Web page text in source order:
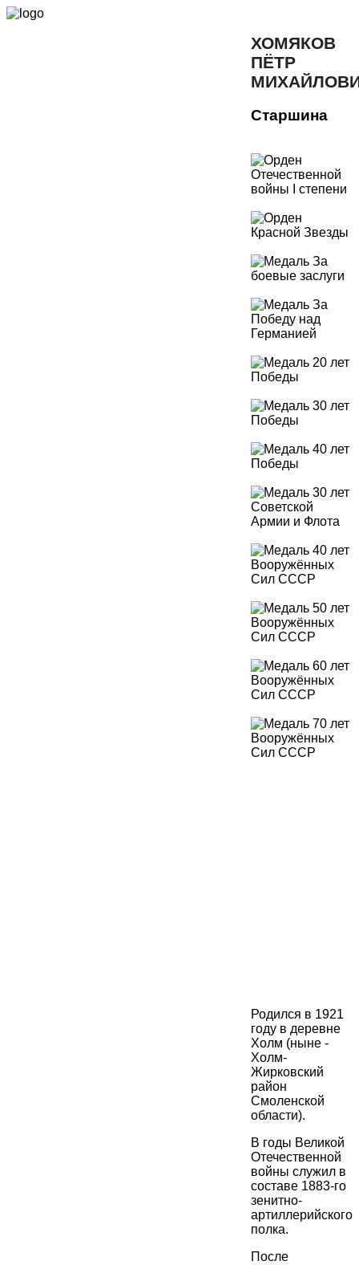
ХОМЯКОВ
ПЁТР
Старшина
Родился в 1921
году в деревне
Холм (ныне -
Холм-
Жирковский
район
Смоленской
области).
В годы Великой
Отечественной
войны служил в
составе 1883-го
зенитно-
артиллерийского
полка.
После